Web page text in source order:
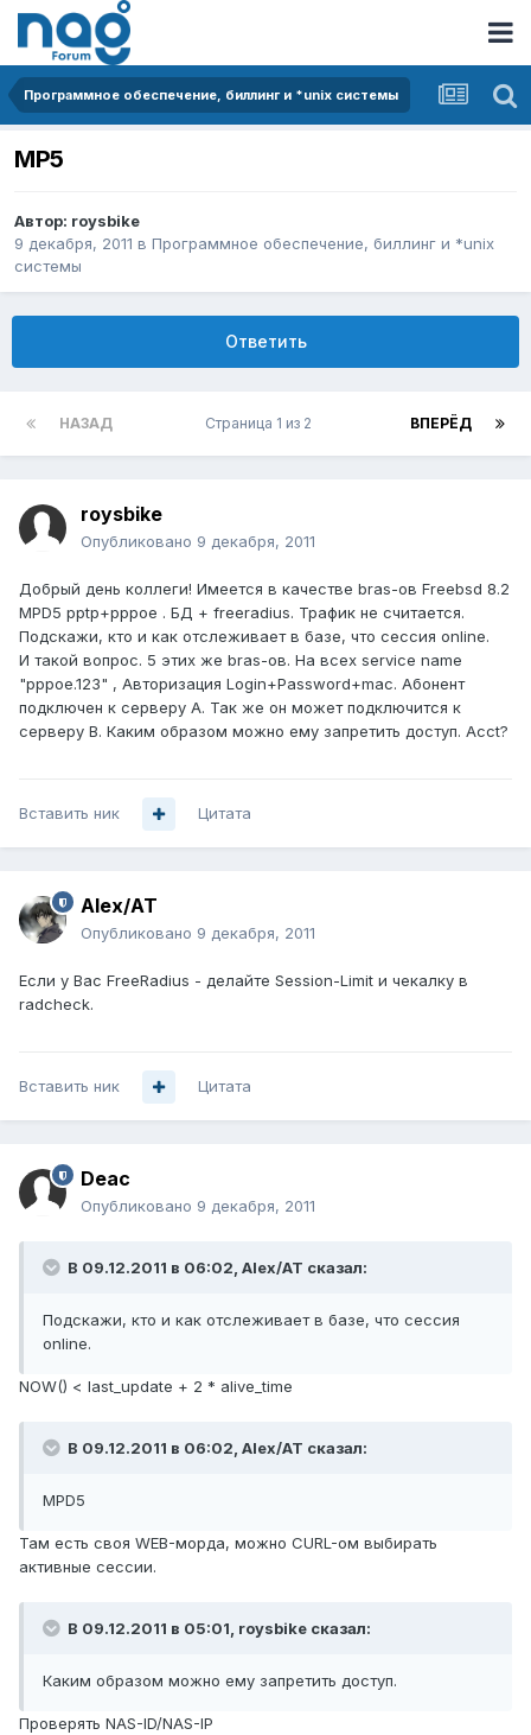
Программное обеспечение, биллинг и *unix системы
MP5
Автор: roysbike
9 декабря, 2011 в Программное обеспечение, биллинг и *unix
системы
Ответить
НАЗАД ВПЕРЁД
Страница 1 из 2
roysbike
Опубликовано 9 декабря, 2011
Добрый день коллеги! Имеется в качестве bras-ов Freebsd 8.2
MPD5 pptp+pppoe . БД + freeradius. Трафик не считается.
Подскажи, кто и как отслеживает в базе, что сессия online.
И такой вопрос. 5 этих же bras-ов. На всех service name
"pppoe.123" , Авторизация Login+Password+mac. Абонент
подключен к серверу A. Так же он может подключится к
серверу B. Каким образом можно ему запретить доступ. Acct?
Вставить ник Цитата
Alex/AT
Опубликовано 9 декабря, 2011
Если у Вас FreeRadius - делайте Session-Limit и чекалку в
radcheck.
Вставить ник Цитата
Deac
Опубликовано 9 декабря, 2011
В 09.12.2011 в 06:02, Alex/AT сказал:
Подскажи, кто и как отслеживает в базе, что сессия
online.
NOW() < last_update + 2 * alive_time
В 09.12.2011 в 06:02, Alex/AT сказал:
MPD5
Там есть своя WEB-морда, можно CURL-ом выбирать
активные сессии.
В 09.12.2011 в 05:01, roysbike сказал:
Каким образом можно ему запретить доступ.
Проверять NAS-ID/NAS-IP